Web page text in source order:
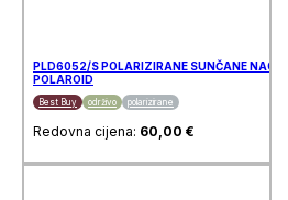
PLD6052/S POLARIZIRANE SUNČANE
POLAROID
Best Buy održivo polarizirane
Redovna cijena: 60,00 €